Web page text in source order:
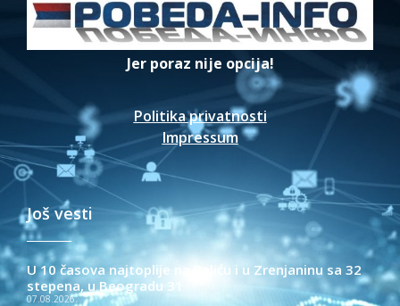
Jer poraz nije opcija!
Politika privatnosti
Impressum
Još vesti
U 10 časova najtoplije na Paliću i u Zrenjaninu sa 32
stepena, u Beogradu 31
07.08.2026.